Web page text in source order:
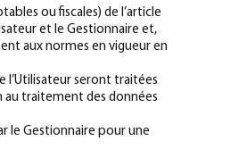
ou fiscales) de l’article
et le Gestionnaire et,
aux normes en vigueur en
l’Utilisateur seront traitées
au traitement des données
le Gestionnaire pour une